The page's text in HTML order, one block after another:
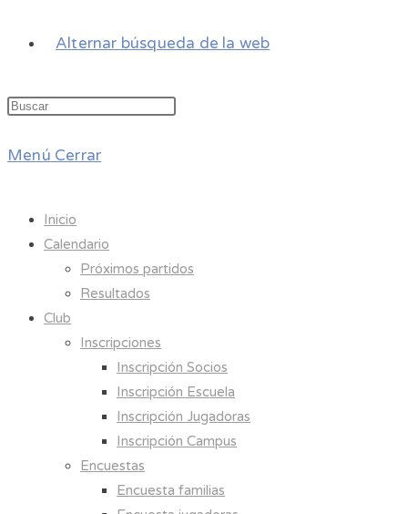
Alternar búsqueda de la web
Menú Cerrar
Inicio
Calendario
Próximos partidos
Resultados
Club
Inscripciones
Inscripción Socios
Inscripción Escuela
Inscripción Jugadoras
Inscripción Campus
Encuestas
Encuesta familias